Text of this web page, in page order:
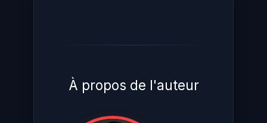
À propos de l'auteur